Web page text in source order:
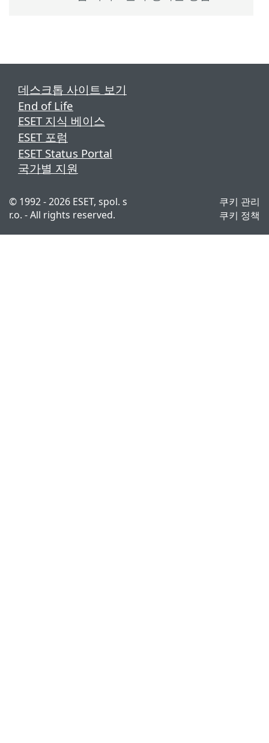
데스크톱 사이트 보기
End of Life
ESET 지식 베이스
ESET 포럼
ESET Status Portal
국가별 지원
© 1992 - 2026 ESET, spol. s
r.o. - All rights reserved.
쿠키 관리
쿠키 정책